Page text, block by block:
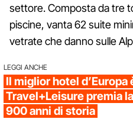
settore. Composta da tre
piscine, vanta 62 suite
vetrate che danno sulle
LEGGI ANCHE
Il miglior hotel
Travel+Leisure premia
900 anni di storia